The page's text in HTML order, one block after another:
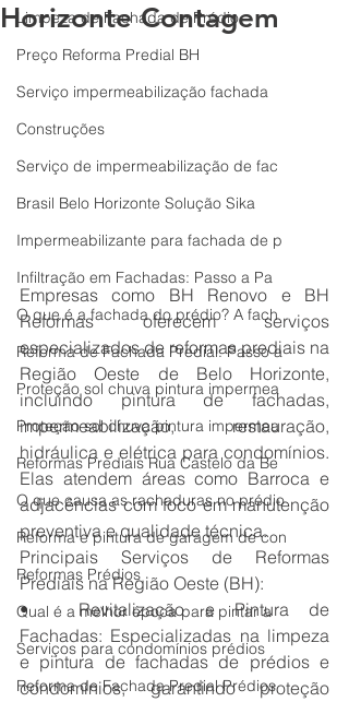
Limpeza de Fachada de Prédio
Preço Reforma Predial BH
Serviço impermeabilização fachada
Construções
Serviço de impermeabilização de fac
Brasil Belo Horizonte Solução Sika
Impermeabilizante para fachada de p
Infiltração em Fachadas: Passo a Pa
O que é a fachada do prédio? A fach
Reforma de Fachada Predial: Passo a
Proteção sol chuva pintura impermea
Proteção sol chuva pintura impermea
Reformas Prediais Rua Castelo da Be
O que causa as rachaduras no prédio
Reforma e pintura de garagem de con
Reformas Prédios
Qual é a melhor época para pintar a
Serviços para condomínios prédios
Reforma de Fachada Predial Prédios
Horizonte Contagem
Empresas como BH Renovo e BH
Reformas oferecem serviços
especializados de reformas prediais na
Região Oeste de Belo Horizonte,
incluindo pintura de fachadas,
impermeabilização, restauração,
hidráulica e elétrica para condomínios.
Elas atendem áreas como Barroca e
adjacências com foco em manutenção
preventiva e qualidade técnica.
Principais Serviços de Reformas
Prediais na Região Oeste (BH):
•	Revitalização e Pintura de
Fachadas: Especializadas na limpeza
e pintura de fachadas de prédios e
condomínios, garantindo proteção